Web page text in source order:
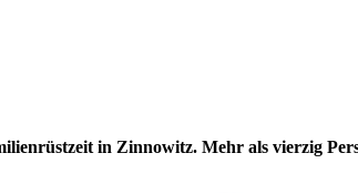
in Zinnowitz. Mehr als vierzig